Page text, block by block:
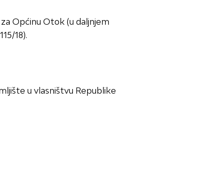
Općinu Otok (u daljnjem
18).
u vlasništvu Republike